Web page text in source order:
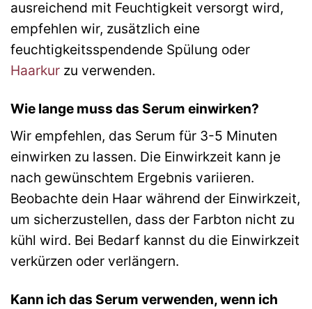
ausreichend mit Feuchtigkeit versorgt wird,
empfehlen wir, zusätzlich eine
feuchtigkeitsspendende Spülung oder
Haarkur zu verwenden.
Wie lange muss das Serum einwirken?
Wir empfehlen, das Serum für 3-5 Minuten
einwirken zu lassen. Die Einwirkzeit kann je
nach gewünschtem Ergebnis variieren.
Beobachte dein Haar während der Einwirkzeit,
um sicherzustellen, dass der Farbton nicht zu
kühl wird. Bei Bedarf kannst du die Einwirkzeit
verkürzen oder verlängern.
Kann ich das Serum verwenden, wenn ich